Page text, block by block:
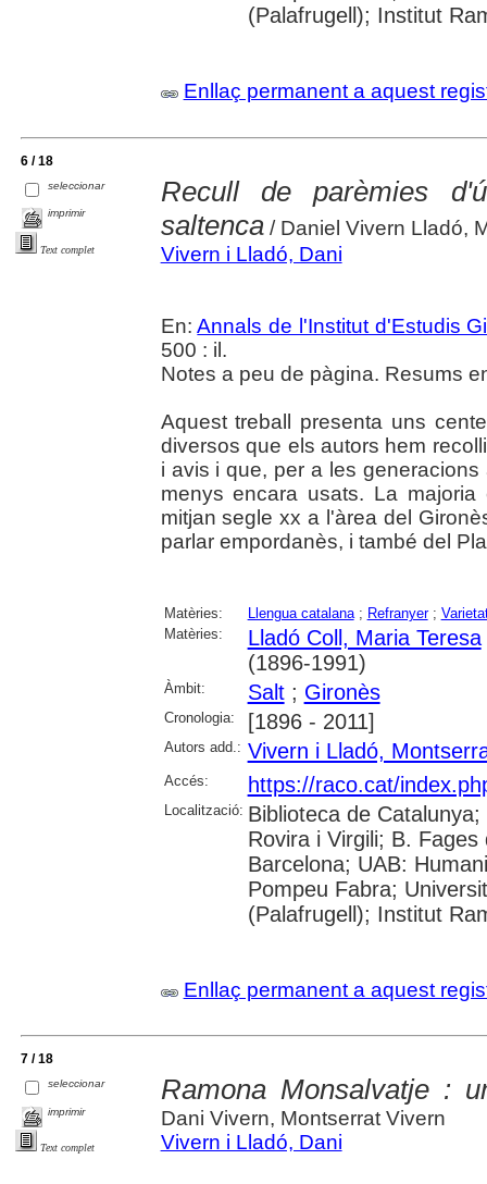
(Palafrugell); Institut
Enllaç permanent a aquest
6 / 18
seleccionar
imprimir
Text complet
Recull de parèmies
saltenca/ Daniel Vivern Lladó,
Vivern i Lladó, Dani
En:Annals de l'Institut d'Estudis
500 : il.
Notes a peu de pàgina. Resums
Aquest treball presenta uns
diversos que els autors hem
i avis i que, per a les
menys encara usats. La
mitjan segle xx a l'àrea del
parlar empordanès, i també del
Matèries: Llengua catalana; Refranyer;
Matèries:
Lladó Coll, Maria Teresa
(1896-1991)
Àmbit: Salt; Gironès
Cronologia: [1896 - 2011]
Autors add.: Vivern i Lladó,
Accés: https://raco.cat/
Localització: Biblioteca de
Rovira i Virgili; B.
Barcelona; UAB:
Pompeu Fabra;
(Palafrugell); Institut
Enllaç permanent a aquest
7 / 18
seleccionar
imprimir
Text complet
Ramona Monsalvatje :
Dani Vivern, Montserrat Vivern
Vivern i Lladó, Dani